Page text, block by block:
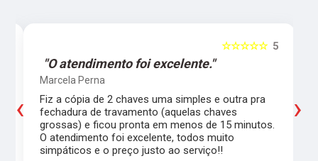
5
☆☆☆☆☆
"O atendimento foi excelente."
Marcela Perna
Fiz a cópia de 2 chaves uma simples e outra pra
fechadura de travamento (aquelas chaves
grossas) e ficou pronta em menos de 15 minutos.
O atendimento foi excelente, todos muito
simpáticos e o preço justo ao serviço!!
‹ ›